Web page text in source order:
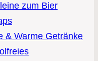
zum Bier
& Warme Getränke